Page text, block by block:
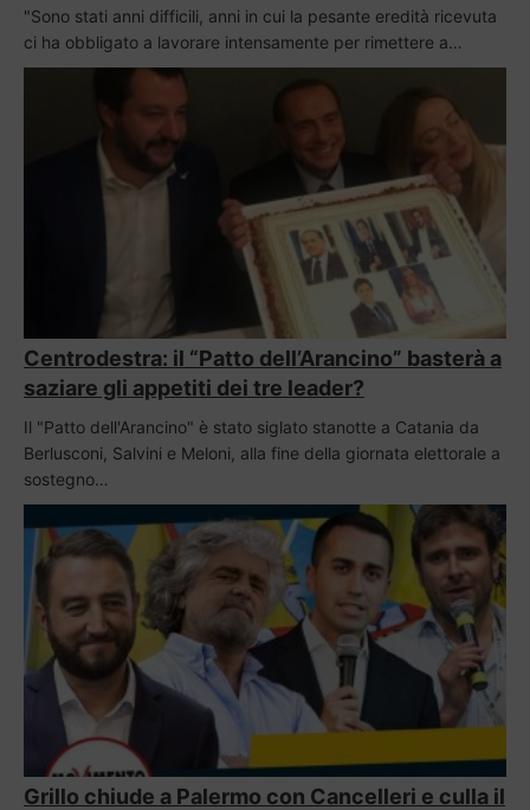
"Sono stati anni difficili, anni in cui la pesante eredità ricevuta
ci ha obbligato a lavorare intensamente per rimettere a…
Centrodestra: il “Patto dell’Arancino” basterà a
saziare gli appetiti dei tre leader?
Il "Patto dell'Arancino" è stato siglato stanotte a Catania da
Berlusconi, Salvini e Meloni, alla fine della giornata elettorale a
sostegno…
Grillo chiude a Palermo con Cancelleri e culla il